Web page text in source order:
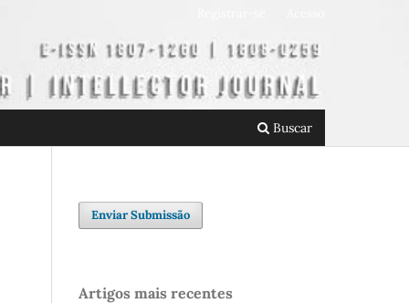
Buscar
Enviar Submissão
Artigos mais recentes